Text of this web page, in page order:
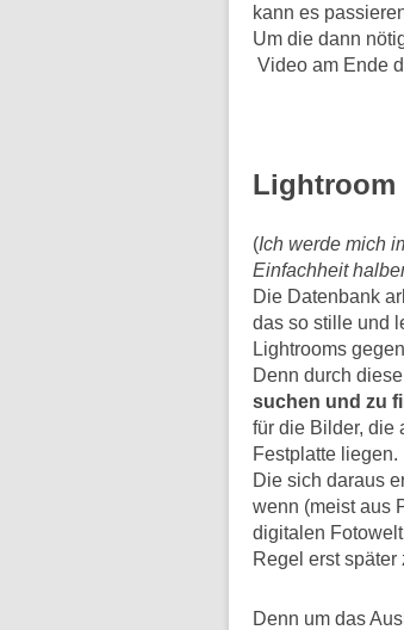
kann es
Um die dann
Video am Ende
Lightroom
(Ich werde mich
Einfachheit
Die Datenbank
das so stille und
Lightrooms
Denn durch
suchen und zu
für die Bilder, die
Festplatte liegen.
Die sich daraus
wenn (meist aus
digitalen
Regel erst später
Denn um das